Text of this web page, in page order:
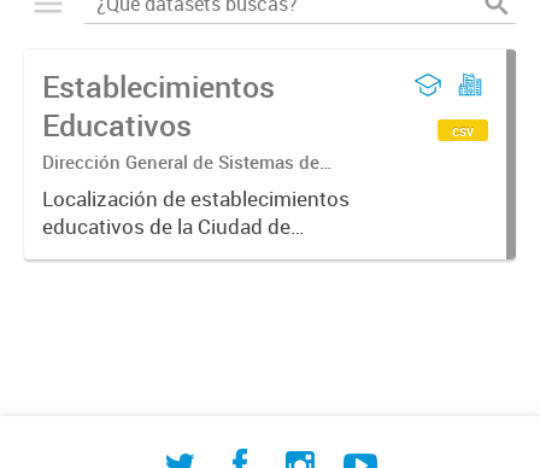
Establecimientos
Educativos
Dirección General de Sistemas de
Información Geográfica
Localización de establecimientos
educativos de la Ciudad de
Corrientes
csv